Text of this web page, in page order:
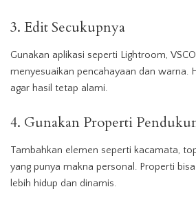
3. Edit Secukupnya
Gunakan aplikasi seperti Lightroom,
menyesuaikan pencahayaan dan warna.
agar hasil tetap alami.
4. Gunakan Properti
Tambahkan elemen seperti kacamata,
yang punya makna personal. Properti
lebih hidup dan dinamis.